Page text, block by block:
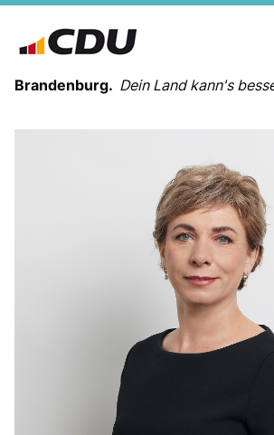
Brandenburg. Dein Land kann's
TERMINE
LANDESVORSTAND
ORGANISATION
KREISVERBÄNDE
VEREINIGUNGEN UND
SATZUNG